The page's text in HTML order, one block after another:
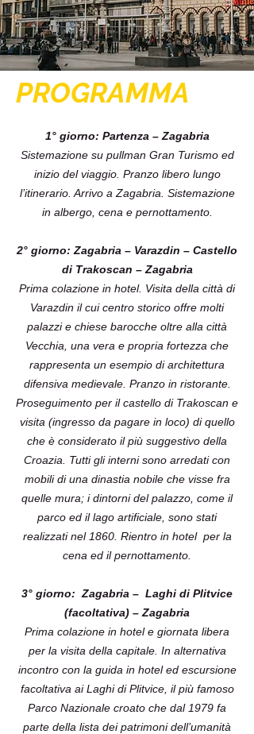
PROGRAMMA
1° giorno: Partenza – Zagabria
Sistemazione su pullman Gran Turismo ed
inizio del viaggio. Pranzo libero lungo
l’itinerario. Arrivo a Zagabria. Sistemazione
in albergo, cena e pernottamento.
2° giorno: Zagabria – Varazdin – Castello
di Trakoscan – Zagabria
Prima colazione in hotel. Visita della città di
Varazdin il cui centro storico offre molti
palazzi e chiese barocche oltre alla città
Vecchia, una vera e propria fortezza che
rappresenta un esempio di architettura
difensiva medievale. Pranzo in ristorante.
Proseguimento per il castello di Trakoscan e
visita (ingresso da pagare in loco) di quello
che è considerato il più suggestivo della
Croazia. Tutti gli interni sono arredati con
mobili di una dinastia nobile che visse fra
quelle mura; i dintorni del palazzo, come il
parco ed il lago artificiale, sono stati
realizzati nel 1860. Rientro in hotel per la
cena ed il pernottamento.
3° giorno: Zagabria – Laghi di Plitvice
(facoltativa) – Zagabria
Prima colazione in hotel e giornata libera
per la visita della capitale. In alternativa
incontro con la guida in hotel ed escursione
facoltativa ai Laghi di Plitvice, il più famoso
Parco Nazionale croato che dal 1979 fa
parte della lista dei patrimoni dell’umanità